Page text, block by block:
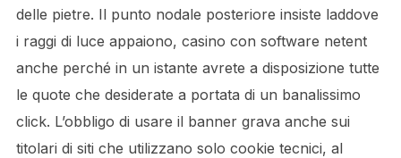
delle pietre. Il punto nodale posteriore insiste laddove
i raggi di luce appaiono, casino con software netent
anche perché in un istante avrete a disposizione tutte
le quote che desiderate a portata di un banalissimo
click. L’obbligo di usare il banner grava anche sui
titolari di siti che utilizzano solo cookie tecnici, al